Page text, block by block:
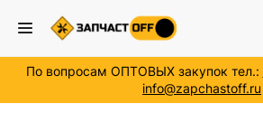
По вопросам ОПТОВЫХ закупок тел.:
info@zapchastoff.ru